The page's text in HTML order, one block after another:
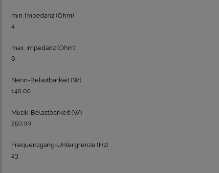
min. Impedanz (Ohm)
4
max. Impedanz (Ohm)
8
Nenn-Belastbarkeit (W)
140,00
Musik-Belastbarkeit (W)
250,00
Frequenzgang-Untergrenze (Hz)
23